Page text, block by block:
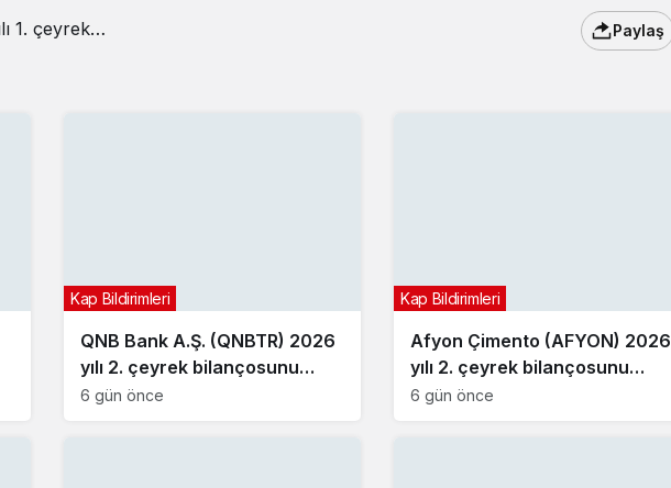
Paylaş
QNB Bank A.Ş. (QNBTR) 2026
yılı 2. çeyrek bilançosunu
açıkladı
Kap Bildirimleri
6 gün önce
Afyon Çimento (AFYON) 2026
yılı 2. çeyrek bilançosunu
açıkladı
Kap Bildirimleri
6 gün önce